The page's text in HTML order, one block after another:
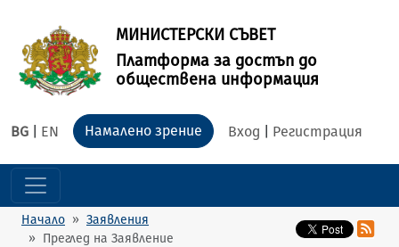
МИНИСТЕРСКИ СЪВЕТ
Платформа за достъп до
обществена информация
BG EN Вход Регистрация
Намалено зрение
Начало
Заявления
Преглед на Заявление